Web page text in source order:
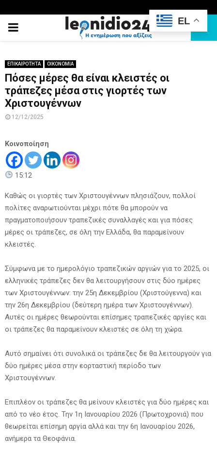
PRIMARY
ΕΠΙΚΑΙΡΟΤΗΤΑ ΟΙΚΟΝΟΜΙΑ
Πόσες μέρες θα είναι κλειστές οι
τράπεζες μέσα στις γιορτές των
Χριστουγέννων
12/12/2025
Κοινοποίηση
15:12
Καθώς οι γιορτές των Χριστουγέννων πλησιάζουν, πολλοί
πολίτες αναρωτιούνται μέχρι πότε θα μπορούν να
πραγματοποιήσουν τραπεζικές συναλλαγές και για πόσες
μέρες οι τράπεζες, σε όλη την Ελλάδα, θα παραμείνουν
κλειστές.
Σύμφωνα με το ημερολόγιο τραπεζικών αργιών για το 2025, οι
ελληνικές τράπεζες δεν θα λειτουργήσουν στις δύο ημέρες
των Χριστουγέννων: την 25η Δεκεμβρίου (Χριστούγεννα) και
την 26η Δεκεμβρίου (δεύτερη ημέρα των Χριστουγέννων).
Αυτές οι ημέρες θεωρούνται επίσημες τραπεζικές αργίες και
οι τράπεζες θα παραμείνουν κλειστές σε όλη τη χώρα.
Αυτό σημαίνει ότι συνολικά οι τράπεζες δε θα λειτουργούν για
δύο ημέρες μέσα στην εορταστική περίοδο των
Χριστουγέννων.
Επιπλέον οι τράπεζες θα μείνουν κλειστές για δύο ημέρες και
από το νέο έτος. Την 1η Ιανουαρίου 2026 (Πρωτοχρονιά) που
θεωρείται επίσημη αργία αλλά και την 6η Ιανουαρίου 2026,
ανήμερα τα Θεοφάνια.
EL